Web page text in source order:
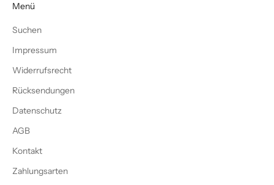
Menü
Suchen
Impressum
Widerrufsrecht
Rücksendungen
Datenschutz
AGB
Kontakt
Zahlungsarten